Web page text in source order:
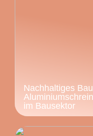
Nachhaltiges
im Bausektor